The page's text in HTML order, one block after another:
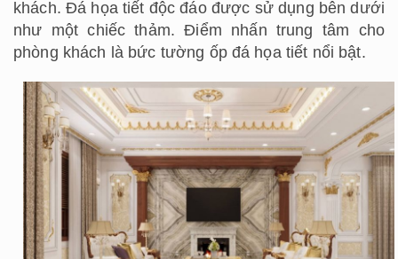
khách. Đá họa tiết độc đáo được sử dụng bên dưới
như một chiếc thảm. Điểm nhấn trung tâm cho
phòng khách là bức tường ốp đá họa tiết nổi bật.